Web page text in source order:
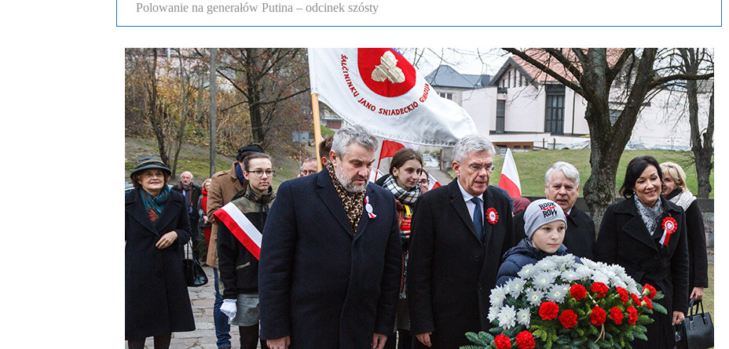
Polowanie na generałów Putina – odcinek szósty